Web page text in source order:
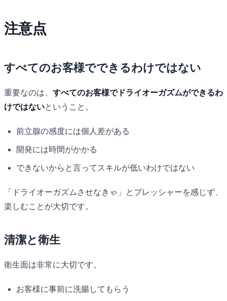
注意点
すべてのお客様でできるわけではない
重要なのは、 すべてのお客様でドライオーガズムができるわ
けではないということ。
前立腺の感度には個人差がある
開発には時間がかかる
できないからと言ってスキルが低いわけではない
「ドライオーガズムさせなきゃ」とプレッシャーを感じず、
楽しむことが大切です。
清潔と衛生
衛生面は非常に大切です。
お客様に事前に洗腸してもらう